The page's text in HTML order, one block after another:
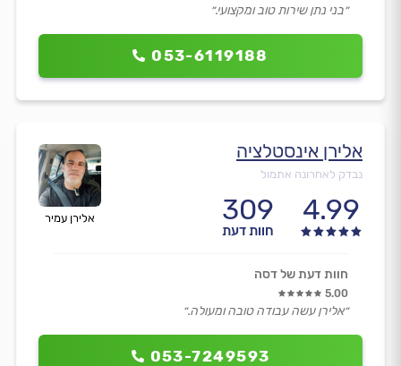
053-6119188
״בני נתן שירות טוב ומקצועי.״
אלירן עמיר
אלירן אינסטלציה
נבדק לאחרונה אתמול
4.99
309
חוות דעת
053-7249593
חוות דעת של דסה
5.00
״אלירן עשה עבודה טובה ומעולה.״